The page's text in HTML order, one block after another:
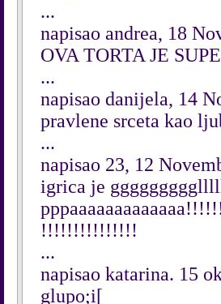
...
napisao andrea, 18
OVA TORTA JE
...
napisao danijela, 14
pravlene srceta kao
...
napisao 23, 12
igrica je
!!!!!!!!!!!!!!!
...
napisao katarina. 15
glupo;i[